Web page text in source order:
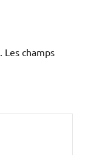
Les champs